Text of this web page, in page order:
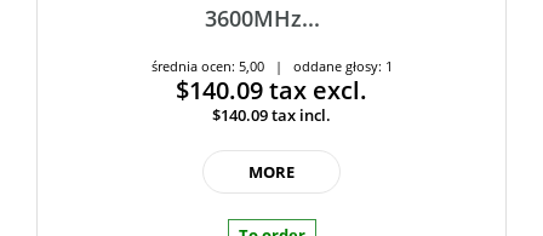
3600MHz...
średnia ocen: 5,00 | oddane głosy: 1
$140.09tax excl.
$140.09tax incl.
MORE